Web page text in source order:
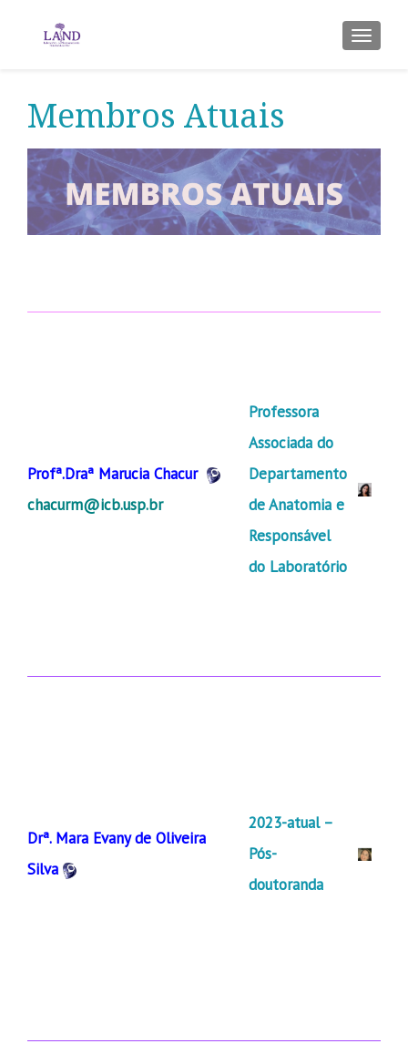
Membros Atuais
Profª.Draª Marucia Chacur
chacurm@icb.usp.br
Professora
Associada do
Departamento
de Anatomia e
Responsável
do Laboratório
Drª. Mara Evany de Oliveira
Silva
2023-atual –
Pós-
doutoranda